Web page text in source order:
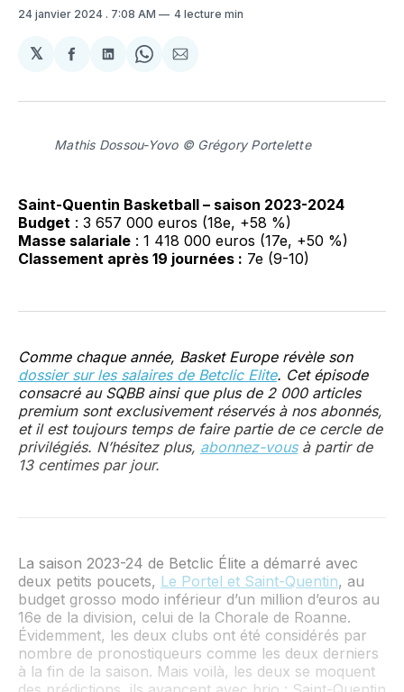
24 janvier 2024 . 7:08 AM 4 lecture min
𝕏
Partager
Facebook
Partager
LinkedIn
Share
WhatsApp
Partager
Courriel
Mathis Dossou-Yovo © Grégory Portelette
Saint-Quentin Basketball – saison 2023-2024
Budget : 3 657 000 euros (18e, +58 %)
Masse salariale : 1 418 000 euros (17e, +50 %)
Classement après 19 journées : 7e (9-10)
Comme chaque année, Basket Europe révèle son
dossier sur les salaires de Betclic Elite. Cet épisode
consacré au SQBB ainsi que plus de 2 000 articles
premium sont exclusivement réservés à nos abonnés,
et il est toujours temps de faire partie de ce cercle de
privilégiés. N’hésitez plus, abonnez-vousà partir de
13 centimes par jour.
La saison 2023-24 de Betclic Élite a démarré avec
deux petits poucets, Le Portel et Saint-Quentin, au
budget grosso modo inférieur d’un million d’euros au
16e de la division, celui de la Chorale de Roanne.
Évidemment, les deux clubs ont été considérés par
nombre de pronostiqueurs comme les deux derniers
à la fin de la saison. Mais voilà, les deux se moquent